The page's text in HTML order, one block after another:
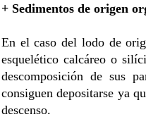
+ Sedimentos de origen
En el caso del lodo de
esquelético calcáreo o
descomposición de sus
consiguen depositarse ya
descenso.